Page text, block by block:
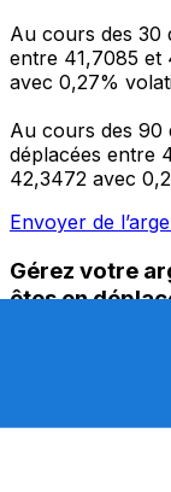
Au cours des 30
entre 41,7085 et
avec 0,27%
Au cours des 90
déplacées entre
42,3472 avec
Envoyer de
Gérez votre
êtes en
l'argent à
l'application dès